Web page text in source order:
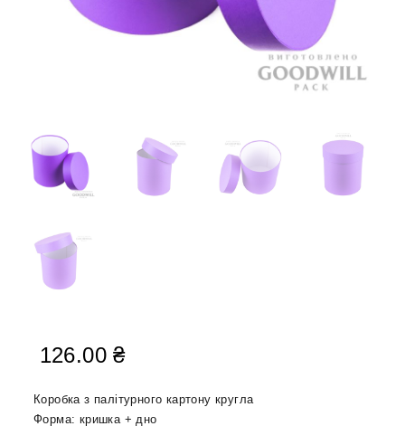
126.00₴
Коробка з палітурного картону кругла
Форма: кришка + дно